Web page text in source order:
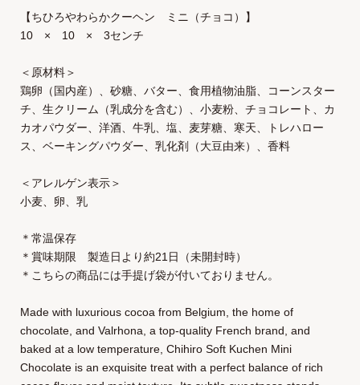
【ちひろやわらかクーヘン ミニ（チョコ）】
10 × 10 × 3センチ
＜原材料＞
鶏卵（国内産）、砂糖、バター、食用植物油脂、コーンスター
チ、生クリーム（乳成分を含む）、小麦粉、チョコレート、カ
カオパウダー、洋酒、牛乳、塩、麦芽糖、寒天、トレハロー
ス、ベーキングパウダー、乳化剤（大豆由来）、香料
＜アレルゲン表示＞
小麦、卵、乳
＊常温保存
＊賞味期限 製造日より約21日（未開封時）
＊こちらの商品には手提げ袋が付いておりません。
Made with luxurious cocoa from Belgium, the home of
chocolate, and Valrhona, a top-quality French brand, and
baked at a low temperature, Chihiro Soft Kuchen Mini
Chocolate is an exquisite treat with a perfect balance of rich